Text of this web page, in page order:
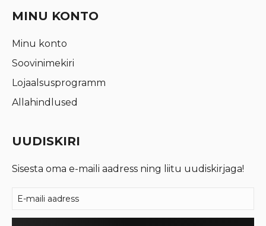
MINU KONTO
Minu konto
Soovinimekiri
Lojaalsusprogramm
Allahindlused
UUDISKIRI
Sisesta oma e-maili aadress ning liitu uudiskirjaga!